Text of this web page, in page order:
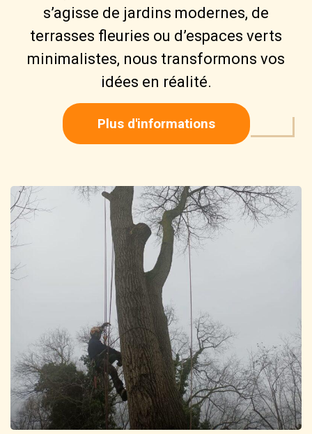
s’agisse de jardins modernes, de
terrasses fleuries ou d’espaces verts
minimalistes, nous transformons vos
idées en réalité.
Plus d'informations